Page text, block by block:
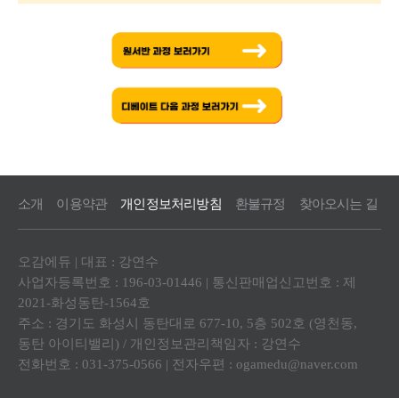
소개 이용약관 개인정보처리방침 환불규정 찾아오시는 길
오감에듀 | 대표 : 강연수
사업자등록번호 : 196-03-01446 | 통신판매업신고번호 : 제
2021-화성동탄-1564호
주소 : 경기도 화성시 동탄대로 677-10, 5층 502호 (영천동,
동탄 아이티밸리) / 개인정보관리책임자 : 강연수
전화번호 : 031-375-0566 | 전자우편 : ogamedu@naver.com